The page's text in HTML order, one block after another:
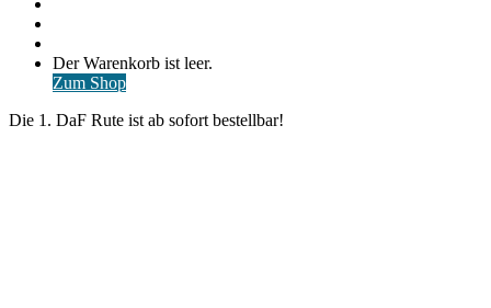
Warenkorb
ansehen
Der Warenkorb ist leer.
Zum Shop
Die 1. DaF Rute ist ab sofort bestellbar!